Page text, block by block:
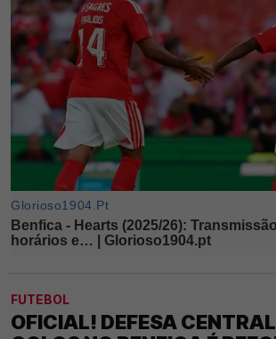
FUTEBOL
OFICIAL! DEFESA